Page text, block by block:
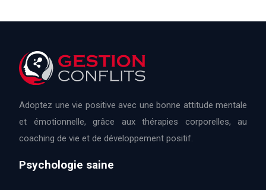
Adoptez une vie positive avec une bonne attitude mentale
et émotionnelle, grâce aux thérapies corporelles, au
coaching de vie et de développement positif.
Psychologie saine